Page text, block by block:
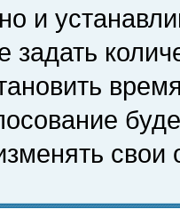
и
свои